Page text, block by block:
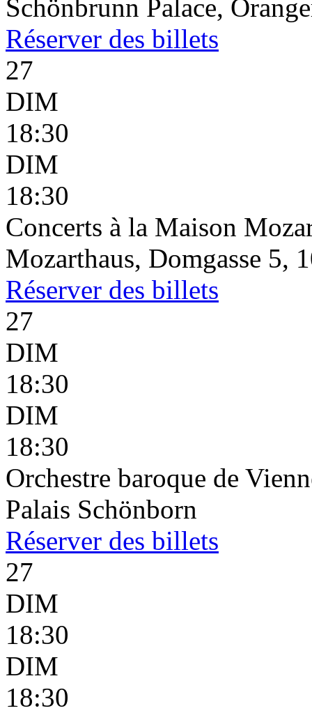
Schönbrunn Palace,
Réserver des billets
27
DIM
18:30
DIM
18:30
Concerts à la Maison
Mozarthaus, Domgasse 5,
Réserver des billets
27
DIM
18:30
DIM
18:30
Orchestre baroque de
Palais Schönborn
Réserver des billets
27
DIM
18:30
DIM
18:30